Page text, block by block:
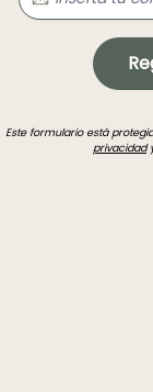
Este formulario está
privacidad